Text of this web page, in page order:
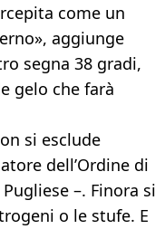
come un
aggiunge
segna 38 gradi,
gelo che farà
si esclude
dell’Ordine di
–. Finora si
o le stufe. E